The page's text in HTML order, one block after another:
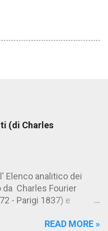
(di Charles
Elenco analitico dei
Charles Fourier
- Parigi 1837) e
anche una raccolta di
READ MORE »